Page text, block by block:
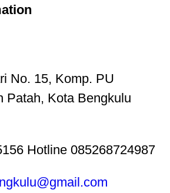
No. 15, Komp. PU
Patah, Kota Bengkulu
Hotline 085268724987